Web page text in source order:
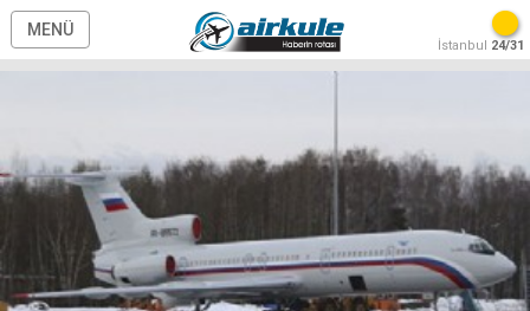
MENÜ
İstanbul 24/31